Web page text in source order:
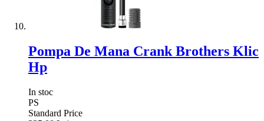
Pompa De Mana Crank Brothers Klic
Hp
In stoc
PS
Standard Price